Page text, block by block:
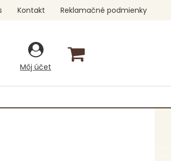
Môj účet
Kontakt Reklamačné podmienky